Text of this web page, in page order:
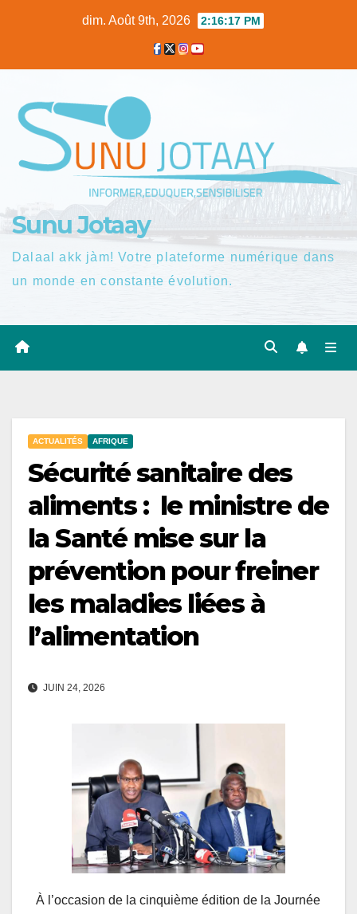
dim. Août 9th, 2026 2:16:18 PM
Sunu Jotaay
Dalaal akk jàm! Votre plateforme numérique dans
un monde en constante évolution.
ACTUALITÉS AFRIQUE
Sécurité sanitaire des
aliments : le ministre de
la Santé mise sur la
prévention pour freiner
les maladies liées à
l’alimentation
JUIN 24, 2026
À l’occasion de la cinquième édition de la Journée